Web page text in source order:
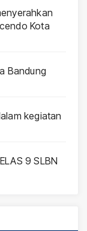
Kota
Bandung
kegiatan
9 SLBN